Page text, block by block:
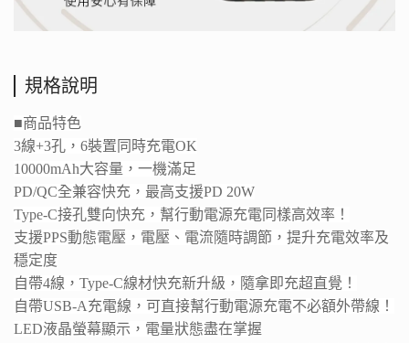
規格說明
■商品特色
3線+3孔，6裝置同時充電OK
10000mAh大容量，一機滿足
PD/QC全兼容快充，最高支援PD 20W
Type-C接孔雙向快充，幫行動電源充電同樣高效率！
支援PPS動態電壓，電壓、電流隨時調節，提升充電效率及
穩定度
自帶4線，Type-C線材快充新升級，隨拿即充超直覺！
自帶USB-A充電線，可直接幫行動電源充電不必額外帶線！
LED液晶螢幕顯示，電量狀態盡在掌握